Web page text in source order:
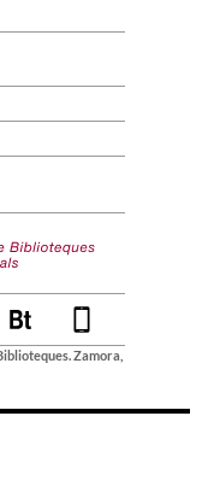
Zamora,